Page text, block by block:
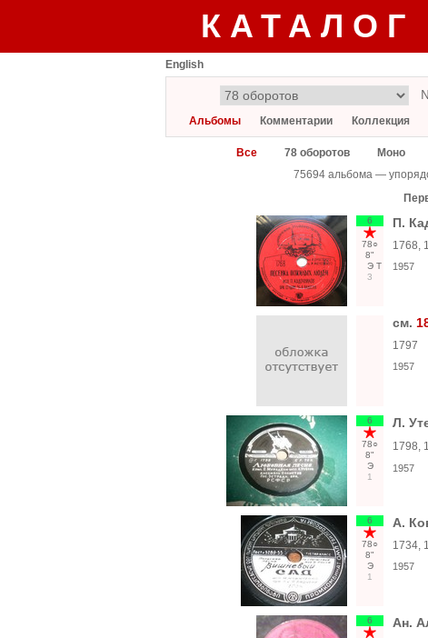
English
Альбомы Комментарии Коллекция
Все 78 оборотов Моно
75694 альбома —
6
78○
8"
Э Т
3
П.
1768,
1957
см.
1797
1957
6
78○
8"
Э
1
Л.
1798,
1957
6
78○
8"
Э
1
А.
1734,
1957
6 Ан.